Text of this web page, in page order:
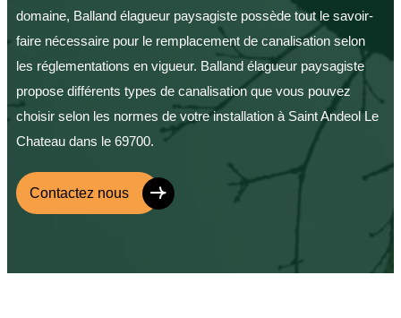
domaine, Balland élagueur paysagiste possède tout le savoir-
faire nécessaire pour le remplacement de canalisation selon
les réglementations en vigueur. Balland élagueur paysagiste
propose différents types de canalisation que vous pouvez
choisir selon les normes de votre installation à Saint Andeol Le
Chateau dans le 69700.
Contactez nous